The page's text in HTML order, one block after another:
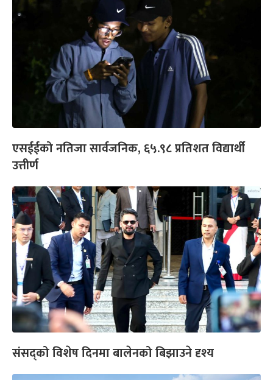
एसईईको नतिजा सार्वजनिक, ६५.९८ प्रतिशत विद्यार्थी
उत्तीर्ण
संसद्को विशेष दिनमा बालेनको बिझाउने दृश्य